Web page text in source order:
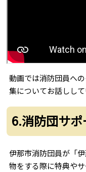
動画では消防団員へ
集についてお話しして
6.消防団サ
伊那市消防団員が「
物をする際に特典や